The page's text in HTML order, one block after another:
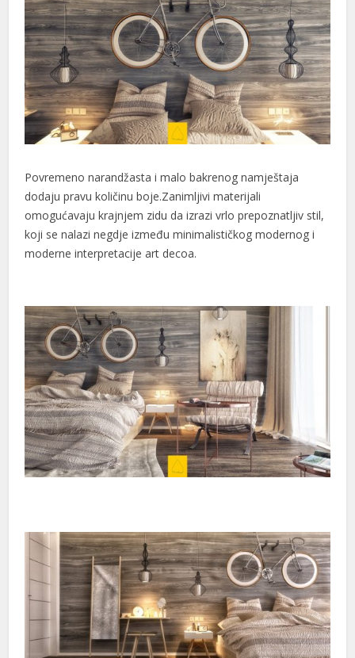
Povremeno narandžasta i malo bakrenog namještaja
dodaju pravu količinu boje.Zanimljivi materijali
omogućavaju krajnjem zidu da izrazi vrlo prepoznatljiv stil,
koji se nalazi negdje između minimalističkog modernog i
moderne interpretacije art decoa.